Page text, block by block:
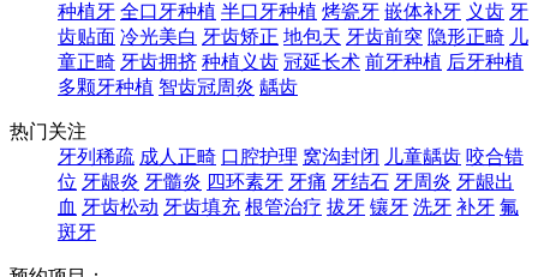
种植牙 全口牙种植 半口牙种植 烤瓷牙 嵌体补牙 义齿 牙
齿贴面 冷光美白 牙齿矫正 地包天 牙齿前突 隐形正畸 儿
童正畸 牙齿拥挤 种植义齿 冠延长术 前牙种植 后牙种植
多颗牙种植 智齿冠周炎 龋齿
热门关注
牙列稀疏 成人正畸 口腔护理 窝沟封闭 儿童龋齿 咬合错
位 牙龈炎 牙髓炎 四环素牙 牙痛 牙结石 牙周炎 牙龈出
血 牙齿松动 牙齿填充 根管治疗 拔牙 镶牙 洗牙 补牙 氟
斑牙